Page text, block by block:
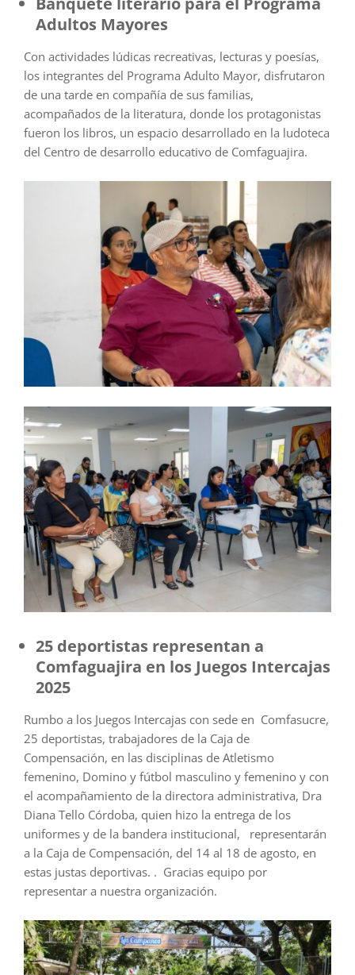
Adultos Mayores
Con actividades lúdicas recreativas, lecturas y poesías,
los integrantes del Programa Adulto Mayor, disfrutaron
de una tarde en compañía de sus familias,
acompañados de la literatura, donde los protagonistas
fueron los libros, un espacio desarrollado en la ludoteca
del Centro de desarrollo educativo de Comfaguajira.
25 deportistas representan a
Comfaguajira en los Juegos Intercajas
2025
Rumbo a los Juegos Intercajas con sede en Comfasucre,
25 deportistas, trabajadores de la Caja de
Compensación, en las disciplinas de Atletismo
femenino, Domino y fútbol masculino y femenino y con
el acompañamiento de la directora administrativa, Dra
Diana Tello Córdoba, quien hizo la entrega de los
uniformes y de la bandera institucional, representarán
a la Caja de Compensación, del 14 al 18 de agosto, en
estas justas deportivas. . Gracias equipo por
representar a nuestra organización.